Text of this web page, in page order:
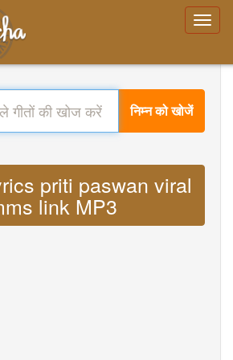
निम्न को खोजें
priti paswan viral
link MP3